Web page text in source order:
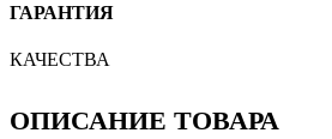
ГАРАНТИЯ
КАЧЕСТВА
ОПИСАНИЕ ТОВАРА